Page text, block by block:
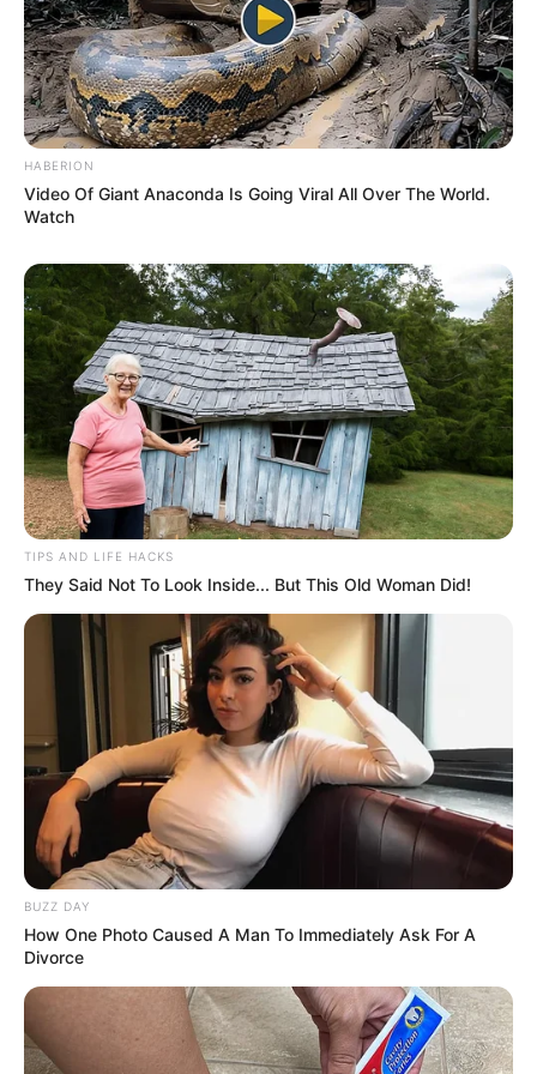
1 week ago
કેનેડામાં કાર અકસ્માતમાં અમદાવાદના કોમ્પ્યુટર
એન્જિનિયરનું મોત
1 week ago
પેપર લીક વિરુદ્ધ કાલે નવું બિલ આવી શકે છે, 10
1 week ago
મોદીએ રાતે 12 વાગ્યે વીડિયો મેસેજ જાહેર કરીને
કહ્યું, પેપર લીક પર કડક નિર્ણય લેવાશે
2 weeks ago
Categories
Gujarat 3,834
India 2,164
News 1,078
Astrology
International
Ajab Gajab
Politics
Bollywood 239
Crime 189
Vadodara 117
Delhi
Money
Sport
Uncategorized 56
Gandhinagar 47
HABERION
Video Of Giant Anaconda Is Going Viral All Over The World.
Watch
TIPS AND LIFE HACKS
They Said Not To Look Inside... But This Old Woman Did!
BUZZ DAY
How One Photo Caused A Man To Immediately Ask For A
Divorce